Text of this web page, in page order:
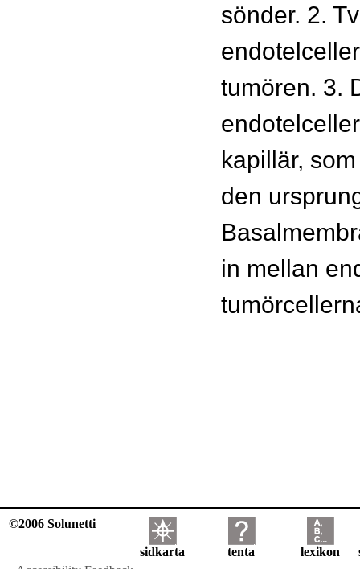
sönder. 2.
tumören. 3.
kapillär,
den
in mellan
©2006 Solunetti
sidkarta tenta lexikon